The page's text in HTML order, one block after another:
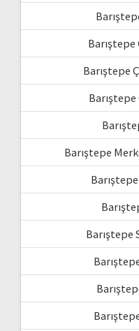
Barıştepe
Barıştepe
Barıştepe
Barıştepe